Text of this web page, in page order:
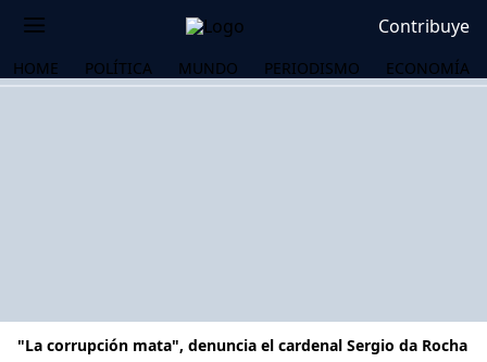
Contribuye
HOME POLÍTICA MUNDO PERIODISMO ECONOMÍA
"La corrupción mata", denuncia el cardenal Sergio da Rocha